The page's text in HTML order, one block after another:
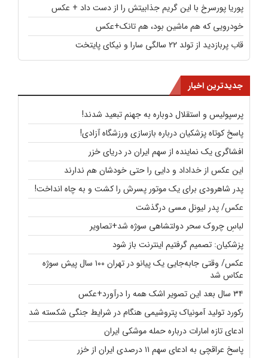
پوریا پورسرخ با این گریم جذابیتش را از دست داد + عکس
خودرویی که هم ماشین بود، هم تانک+عکس
قاب پربازدید از تولد ۲۲ سالگی سارا و نیکای پایتخت
جدیدترین اخبار
پرسپولیس و استقلال دوباره به جهنم تبعید شدند!
پاسخ کوتاه پزشکیان درباره بازسازی ورزشگاه آزادی!
افشاگری یک نماینده از سهم ایران در دریای خزر
این عکس از خداداد و دایی را حتی خودشان هم ندارند
پدر شاهرودی برای یک موتور پسرش را کشت و به چاه انداخت!
عکس/ پدر لیونل مسی درگذشت
لباسِ چروک سحر دولتشاهی سوژه شد+تصاویر
پزشکیان: تصمیم گرفتیم اینترنت باز شود
عکس/ وقتی جابه‌جایی یک پیانو در تهران ۱۰۰ سال پیش سوژه
عکاس شد
۳۴ سال بعد این تصویر اشک همه را درآورد+عکس
رکورد تولید آمونیاک پتروشیمی هنگام در شرایط جنگی شکسته شد
ادعای تازه امارات درباره حمله موشکی ایران
پاسخ عراقچی به ادعای سهم ۱۱ درصدی ایران از خزر